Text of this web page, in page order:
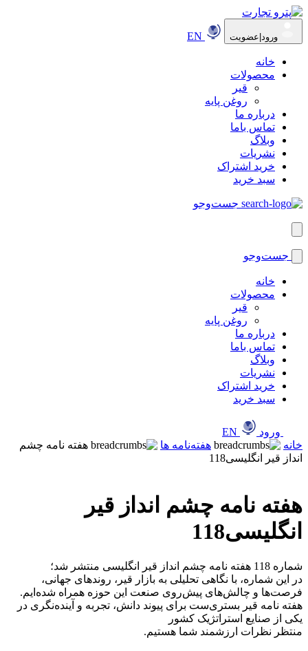
ورود|عضویت
خانه
محصولات
قیر
روغن پایه
درباره ما
تماس باما
وبلاگ
نشریات
خرید اشتراک
سبد خرید
جست‌وجو
جست‌وجو
خانه
محصولات
قیر
روغن پایه
درباره ما
تماس باما
وبلاگ
نشریات
خرید اشتراک
سبد خرید
ورود
خانه
هفته‌نامه ها
هفته نامه چشم
انداز قیر انگلیسی118
هفته نامه چشم انداز قیر
انگلیسی118
شماره 118 هفته نامه چشم انداز قیر انگلیسی منتشر شد؛
‎در این شماره، با نگاهی تحلیلی به بازار قیر، روندهای جهانی،
فرصت‌ها و چالش‌های پیش‌روی صنعت این حوزه همراه شده‌ایم.
‎هفته نامه قیر بستری‌ست برای پیوند دانش، تجربه و آینده‌نگری در
یکی از صنایع استراتژیک کشور